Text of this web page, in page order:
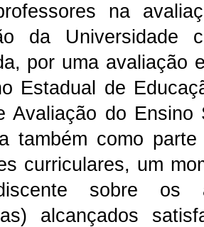
na
da Universidade
por uma avaliação
Estadual de
Avaliação do
também como
curriculares, um
sobre os
alcançados